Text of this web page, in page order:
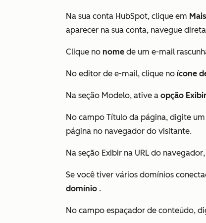
Na sua conta HubSpot, clique em Mais
aparecer na sua conta, navegue
Clique no nome de um e-mail
No editor de e-mail, clique no ícone
Na seção Modelo, ative a opção
No campo Título da página, digite um
página no navegador do visitante.
Na seção Exibir na URL do navegador
Se você tiver vários domínios
domínio .
No campo espaçador de conteúdo,